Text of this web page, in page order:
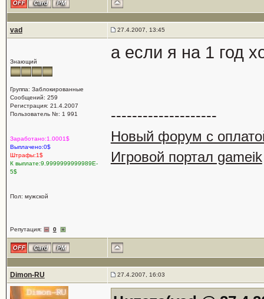
vad 27.4.2007, 13:45
Знающий
Группа: Заблокированные
Сообщений: 259
Регистрация: 21.4.2007
Пользователь №: 1 991
Заработано:1.0001$
Выплачено:0$
Штрафы:1$
К выплате:9.9999999999989E-
5$
Пол: мужской
Репутация: 0
а если я на 1 год
--------------------
Новый форум с
Игровой портал gameik
Dimon-RU 27.4.2007, 16:03